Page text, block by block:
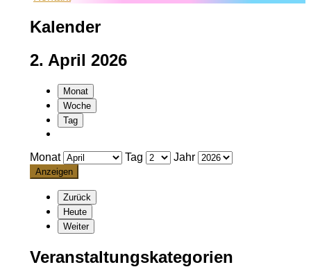
Kalender
2. April 2026
Monat
Woche
Tag
Monat Tag Jahr
Zurück
Heute
Weiter
Veranstaltungskategorien